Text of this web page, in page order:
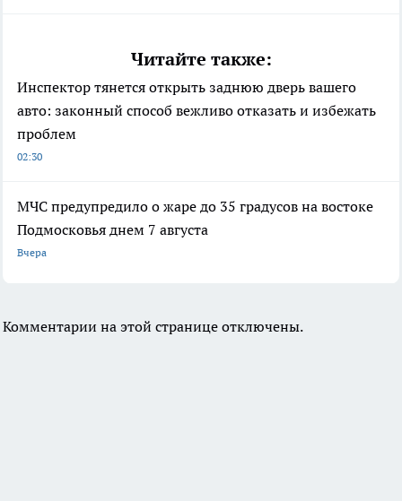
Читайте также:
Инспектор тянется открыть заднюю дверь вашего
авто: законный способ вежливо отказать и избежать
проблем
02:30
МЧС предупредило о жаре до 35 градусов на востоке
Подмосковья днем 7 августа
Вчера
Комментарии на этой странице отключены.